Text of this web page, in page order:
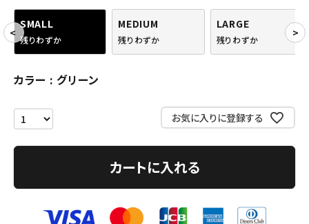
ACCOUNT MENU
meeting_room 会員登録
SMALL
残りわずか
MEDIUM
残りわずか
LARGE
残りわずか
カラー グリーン
お気に入りに登録する
カートに入れる